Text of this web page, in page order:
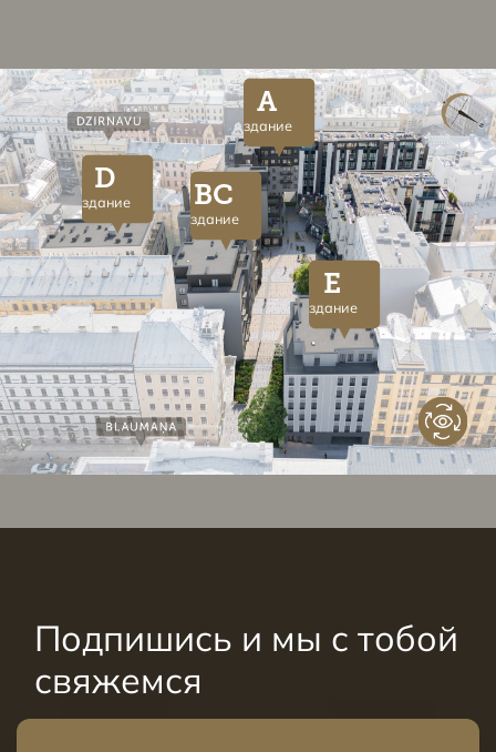
A
здание
BC
здание
D
здание
E
здание
Подпишись и мы с тобой
свяжемся